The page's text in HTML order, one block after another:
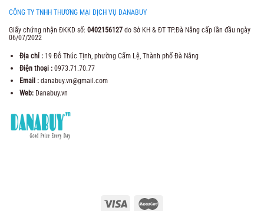
CÔNG TY TNHH THƯƠNG MẠI DỊCH VỤ DANABUY
Giấy chứng nhận ĐKKD số: 0402156127 do Sở KH & ĐT TP.Đà Nẵng cấp lần đầu ngày
06/07/2022
Địa chỉ :19 Đỗ Thúc Tịnh, phường Cẩm Lệ, Thành phố Đà Nẵng
Điện thoại :0973.71.70.77
Email : danabuy.vn@gmail.com
Web: Danabuy.vn